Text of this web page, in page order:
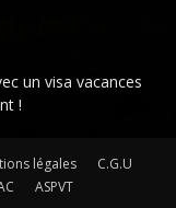
un visa vacances
!
légales
C.G.U
ASPVT